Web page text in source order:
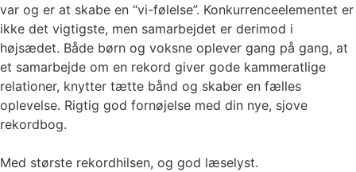
var og er at skabe en “vi-følelse”. Konkurrenceelementet er
ikke det vigtigste, men samarbejdet er derimod i
højsædet. Både børn og voksne oplever gang på gang, at
et samarbejde om en rekord giver gode kammeratlige
relationer, knytter tætte bånd og skaber en fælles
oplevelse. Rigtig god fornøjelse med din nye, sjove
rekordbog.
Med største rekordhilsen, og god læselyst.